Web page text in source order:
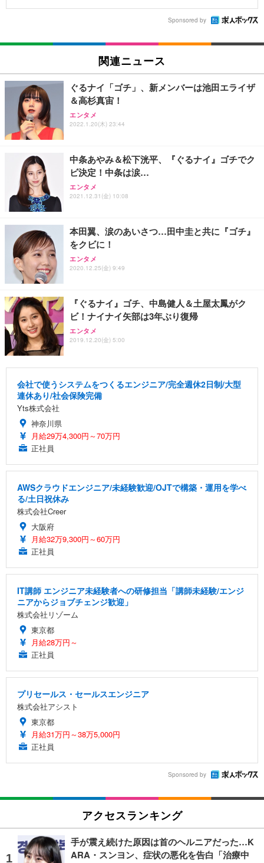
Sponsored by
関連ニュース
ぐるナイ「ゴチ」、新メンバーは池田エライザ
＆高杉真宙！
エンタメ
2022.1.20(木) 23:44
中条あやみ＆松下洸平、『ぐるナイ』ゴチでク
ビ決定！中条は涙…
エンタメ
2021.12.31(金) 10:08
本田翼、涙のあいさつ…田中圭と共に『ゴチ』
をクビに！
エンタメ
2020.12.25(金) 9:49
『ぐるナイ』ゴチ、中島健人＆土屋太鳳がク
ビ！ナイナイ矢部は3年ぶり復帰
エンタメ
2019.12.20(金) 5:00
会社で使うシステムをつくるエンジニア/完全週休2日制/大型
連休あり/社会保険完備
Yts株式会社
神奈川県
月給29万4,300円～70万円
正社員
AWSクラウドエンジニア/未経験歓迎/OJTで構築・運用を学べ
る/土日祝休み
株式会社Creer
大阪府
月給32万9,300円～60万円
正社員
IT講師 エンジニア未経験者への研修担当「講師未経験/エンジ
ニアからジョブチェンジ歓迎」
株式会社リゾーム
東京都
月給28万円～
正社員
プリセールス・セールスエンジニア
株式会社アシスト
東京都
月給31万円～38万5,000円
正社員
Sponsored by
アクセスランキング
手が震え続けた原因は首のヘルニアだった…K
ARA・スンヨン、症状の悪化を告白「治療中